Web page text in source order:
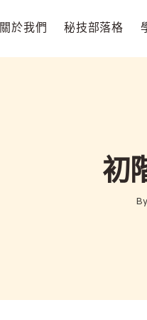
關於我們 秘技部落格
初
By